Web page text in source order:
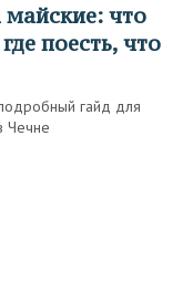
поесть, что
гайд для
Чечне